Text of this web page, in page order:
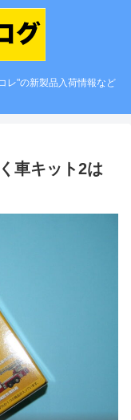
レ"の新製品入荷情報など
車キット2は